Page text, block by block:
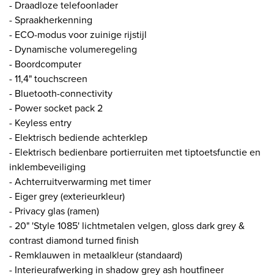
- Draadloze telefoonlader
- Spraakherkenning
- ECO-modus voor zuinige rijstijl
- Dynamische volumeregeling
- Boordcomputer
- 11,4" touchscreen
- Bluetooth-connectivity
- Power socket pack 2
- Keyless entry
- Elektrisch bediende achterklep
- Elektrisch bedienbare portierruiten met tiptoetsfunctie en
inklembeveiliging
- Achterruitverwarming met timer
- Eiger grey (exterieurkleur)
- Privacy glas (ramen)
- 20" 'Style 1085' lichtmetalen velgen, gloss dark grey &
contrast diamond turned finish
- Remklauwen in metaalkleur (standaard)
- Interieurafwerking in shadow grey ash houtfineer